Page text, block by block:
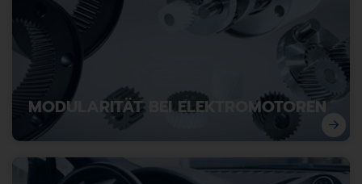
MODULARITÄT BEI ELEKTROMOTOREN